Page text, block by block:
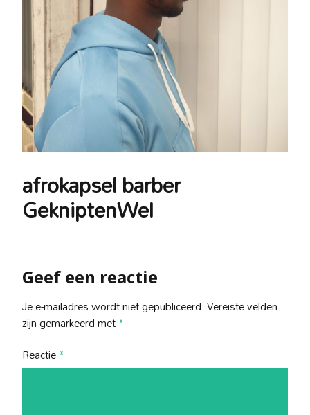
afrokapsel barber
GekniptenWel
Geef een reactie
Je e-mailadres wordt niet gepubliceerd.Vereiste velden
zijn gemarkeerd met*
Reactie*